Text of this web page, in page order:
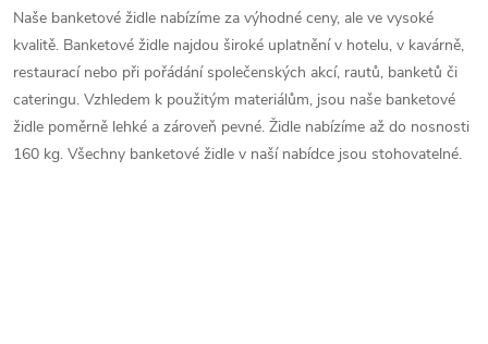
v
l
á
d
Naše banketové židle nabízíme za výhodné ceny, ale ve vysoké
kvalitě. Banketové židle najdou široké uplatnění v hotelu, v kavárně,
restaurací nebo při pořádání společenských akcí, rautů, banketů či
cateringu. Vzhledem k použitým materiálům, jsou naše banketové
židle poměrně lehké a zároveň pevné. Židle nabízíme až do nosnosti
160 kg. Všechny banketové židle v naší nabídce jsou stohovatelné.